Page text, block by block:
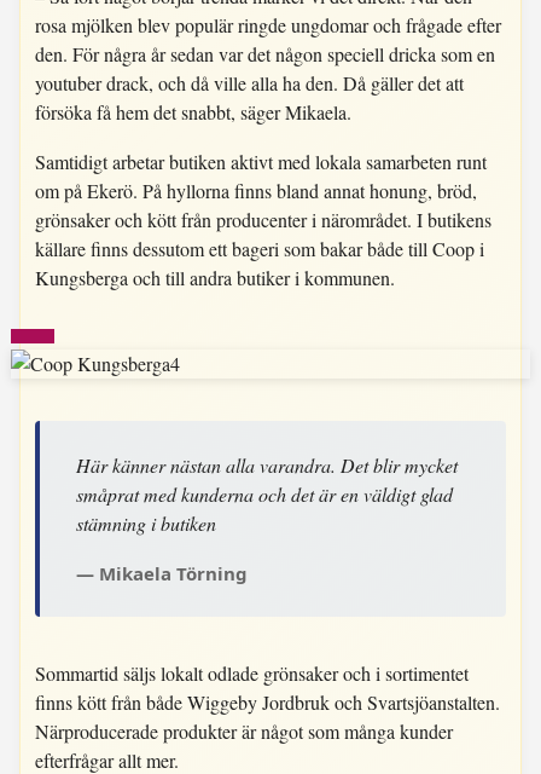
rosa mjölken blev populär ringde ungdomar och frågade efter
den. För några år sedan var det någon speciell dricka som en
youtuber drack, och då ville alla ha den. Då gäller det att
försöka få hem det snabbt, säger Mikaela.
Samtidigt arbetar butiken aktivt med lokala samarbeten runt
om på Ekerö. På hyllorna finns bland annat honung, bröd,
grönsaker och kött från producenter i närområdet. I butikens
källare finns dessutom ett bageri som bakar både till Coop i
Kungsberga och till andra butiker i kommunen.
Här känner nästan alla varandra. Det blir mycket
småprat med kunderna och det är en väldigt glad
stämning i butiken
Mikaela Törning
Sommartid säljs lokalt odlade grönsaker och i sortimentet
finns kött från både Wiggeby Jordbruk och Svartsjöanstalten.
Närproducerade produkter är något som många kunder
efterfrågar allt mer.